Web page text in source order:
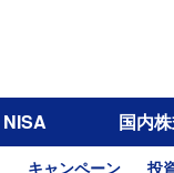
NISA 国内
キャンペーン 投